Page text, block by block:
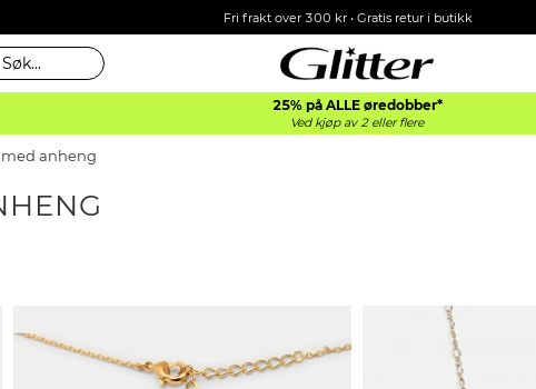
Fri frakt over 300 kr • Gratis retur i butikk
25% på ALLE øredobber*
Ved kjøp av 2 eller flere
anheng